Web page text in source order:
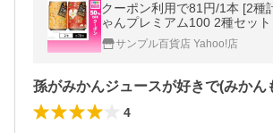
クーポン利用で81円/1本 [2種
ゃんプレミアム100 2種セット
りんご) 290g 缶
サンプル百貨店 Yahoo!店
4